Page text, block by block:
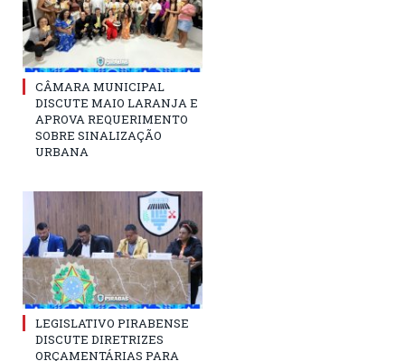
CÂMARA MUNICIPAL
DISCUTE MAIO LARANJA E
APROVA REQUERIMENTO
SOBRE SINALIZAÇÃO
URBANA
LEGISLATIVO PIRABENSE
DISCUTE DIRETRIZES
ORÇAMENTÁRIAS PARA